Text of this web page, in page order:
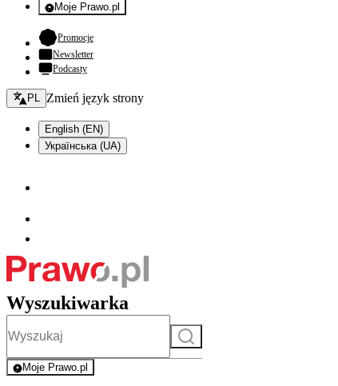
Moje Prawo.pl
- rejestracja i logowanie do serwisu
Promocje- otwiera się w nowej karcie
Newsletter
Podcasty
Zmień język - bieżący:
PL Zmień język strony
English (EN)
Українська (UA)
Wyszukiwarka
Szukaj
Moje Prawo.pl
- rejestracja i logowanie do serwisu